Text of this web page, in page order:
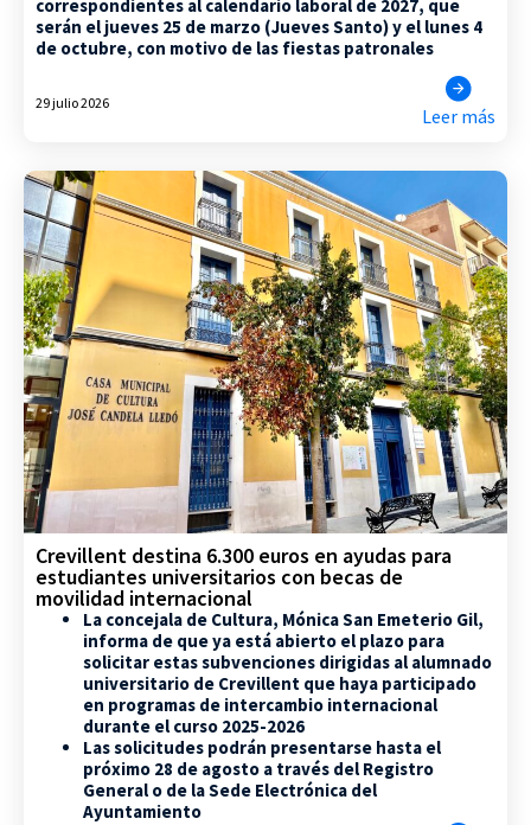
correspondientes al calendario laboral de 2027, que
serán el jueves 25 de marzo (Jueves Santo) y el lunes 4
de octubre, con motivo de las fiestas patronales
29 julio 2026
Leer más
Crevillent destina 6.300 euros en ayudas para
estudiantes universitarios con becas de
movilidad internacional
La concejala de Cultura, Mónica San Emeterio Gil,
informa de que ya está abierto el plazo para
solicitar estas subvenciones dirigidas al alumnado
universitario de Crevillent que haya participado
en programas de intercambio internacional
durante el curso 2025-2026
Las solicitudes podrán presentarse hasta el
próximo 28 de agosto a través del Registro
General o de la Sede Electrónica del
Ayuntamiento